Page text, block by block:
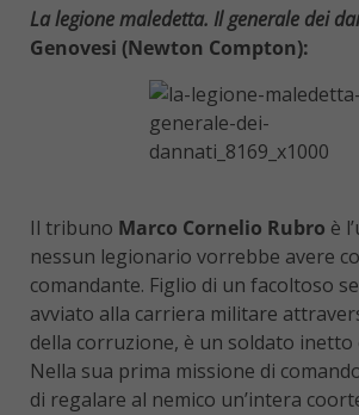
La legione maledetta. Il generale dei
Genovesi (Newton Compton):
Il tribuno Marco Cornelio Rubro è
nessun legionario vorrebbe avere
comandante. Figlio di un facoltoso
avviato alla carriera militare
della corruzione, è un soldato
Nella sua prima missione di
di regalare al nemico un’intera